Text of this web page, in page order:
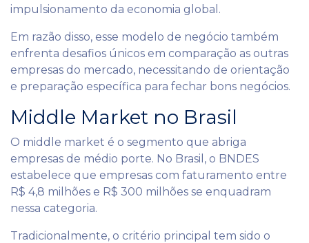
impulsionamento da economia global.
Em razão disso, esse modelo de negócio também
enfrenta desafios únicos em comparação as outras
empresas do mercado, necessitando de orientação
e preparação específica para fechar bons negócios.
Middle Market no Brasil
O middle market é o segmento que abriga
empresas de médio porte. No Brasil, o BNDES
estabelece que empresas com faturamento entre
R$ 4,8 milhões e R$ 300 milhões se enquadram
nessa categoria.
Tradicionalmente, o critério principal tem sido o